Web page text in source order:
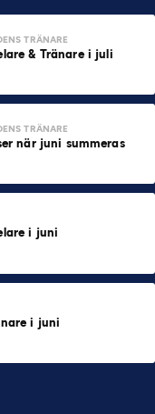
TRÄNARE
& Tränare i juli
TRÄNARE
när juni summeras
i juni
i juni